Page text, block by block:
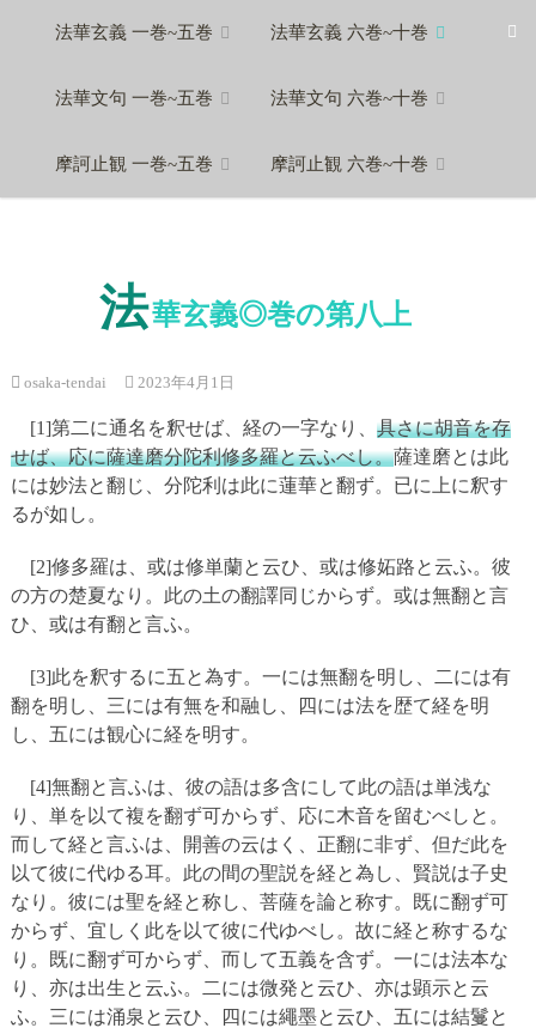
法華玄義 一巻~五巻 法華玄義 六巻~十巻
法華文句 一巻~五巻 法華文句 六巻~十巻
摩訶止観 一巻~五巻 摩訶止観 六巻~十巻
法華玄義◎巻の第八上
osaka-tendai 2023年4月1日
[1]第二に通名を釈せば、経の一字なり、 具さに胡音を存
せば、応に薩達磨分陀利修多羅と云ふべし。薩達磨とは此
には妙法と翻じ、分陀利は此に蓮華と翻ず。已に上に釈す
るが如し。
[2]修多羅は、或は修単蘭と云ひ、或は修妬路と云ふ。彼
の方の楚夏なり。此の土の翻譯同じからず。或は無翻と言
ひ、或は有翻と言ふ。
[3]此を釈するに五と為す。一には無翻を明し、二には有
翻を明し、三には有無を和融し、四には法を歴て経を明
し、五には観心に経を明す。
[4]無翻と言ふは、彼の語は多含にして此の語は単浅な
り、単を以て複を翻ず可からず、応に木音を留むべしと。
而して経と言ふは、開善の云はく、正翻に非ず、但だ此を
以て彼に代ゆる耳。此の間の聖説を経と為し、賢説は子史
なり。彼には聖を経と称し、菩薩を論と称す。既に翻ず可
からず、宜しく此を以て彼に代ゆべし。故に経と称するな
り。既に翻ず可からず、而して五義を含ず。一には法本な
り、亦は出生と云ふ。二には微発と云ひ、亦は顕示と云
ふ。三には涌泉と云ひ、四には繩墨と云ひ、五には結鬘と